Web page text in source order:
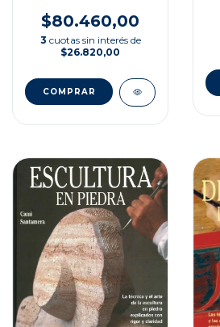
$80.460,00
3 cuotas sin interés de
$26.820,00